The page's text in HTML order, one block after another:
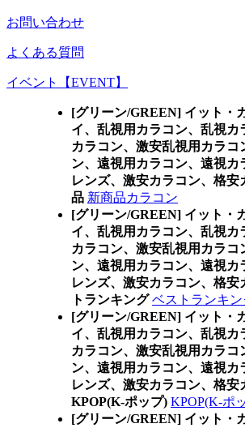
お問い合わせ
よくある質問
イベント【EVENT】
[グリーン/GREEN] イット・
イ、乱視用カラコン、乱視カ
カラコン、激安乱視用カラコ
ン、遠視用カラコン、遠視カ
レンズ、激安カラコン、格安
品 新商品カラコン
[グリーン/GREEN] イット・
イ、乱視用カラコン、乱視カ
カラコン、激安乱視用カラコ
ン、遠視用カラコン、遠視カ
レンズ、激安カラコン、格安
トランキング ベストランキ
[グリーン/GREEN] イット・
イ、乱視用カラコン、乱視カ
カラコン、激安乱視用カラコ
ン、遠視用カラコン、遠視カ
レンズ、激安カラコン、格安
KPOP(K-ポップ) KPOP(K-ポ
[グリーン/GREEN] イット・